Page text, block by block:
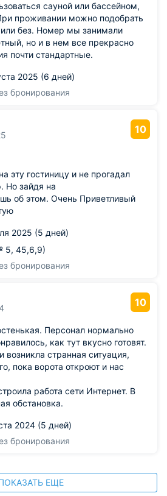
сауной или бассейном,
проживании можно подобрать
без. Номер мы занимали
но и в нем все прекрасно
почти стандартные.
2025 (6 дней)
бронирования
10
эту гостиницу и не прогадал
Но зайдя на
об этом. Очень Приветливый
2025 (5 дней)
5, 45,6,9)
бронирования
10
Персонал нормально
как тут вкусно готовят.
возникла странная ситуация,
пока ворота откроют и нас
работа сети Интернет. В
обстановка.
2024 (5 дней)
бронирования
ЕЩЕ